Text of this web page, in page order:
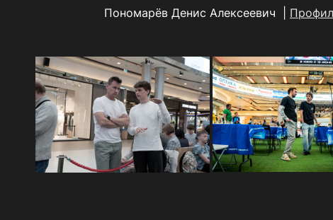
Пономарёв Денис Алексеевич |